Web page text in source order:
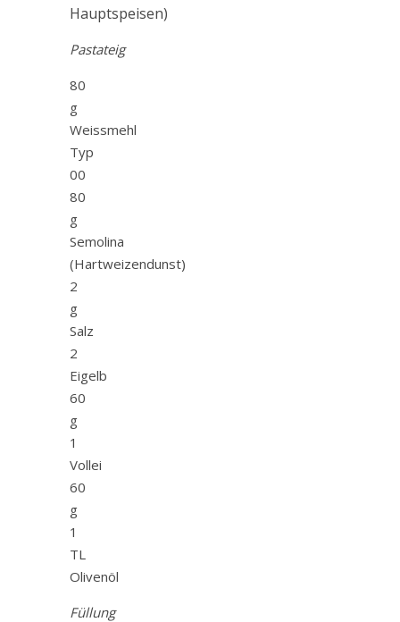
Hauptspeisen)
Pastateig
80
g
Weissmehl
Typ
00
80
g
Semolina
(Hartweizendunst)
2
g
Salz
2
Eigelb
60
g
1
Vollei
60
g
1
TL
Olivenöl
Füllung